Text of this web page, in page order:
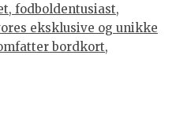
fodboldentusiast,
eksklusive og unikke
bordkort,